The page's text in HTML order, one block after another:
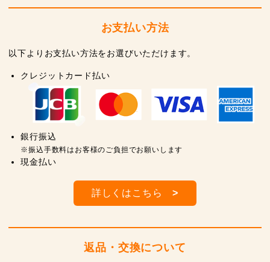
お支払い方法
以下よりお支払い方法をお選びいただけます。
クレジットカード払い
銀行振込
※振込手数料はお客様のご負担でお願いします
現金払い
詳しくはこちら>
返品・交換について